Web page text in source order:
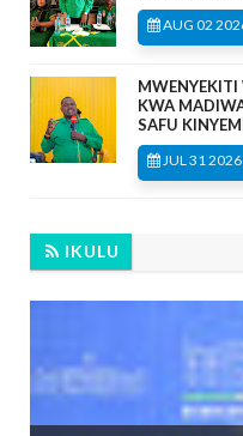
AUG 02
MWENYEKITI
KWA
SAFU
JUL 31 2026
IKULU